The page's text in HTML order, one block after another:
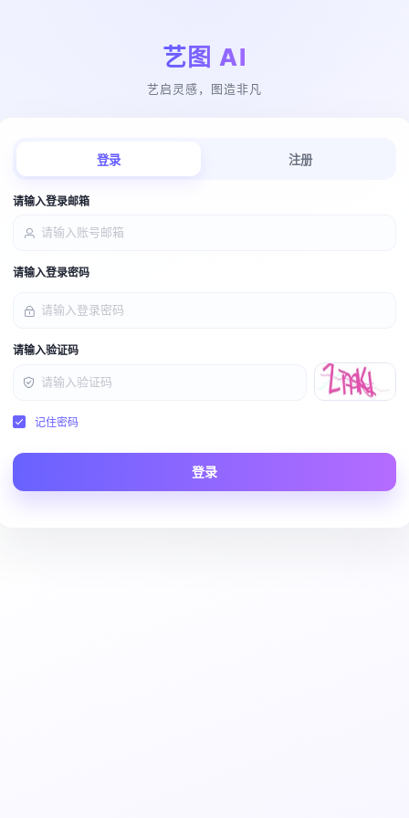
艺图 AI
艺启灵感，图造非凡
登录 注册
请输入登录邮箱
请输入登录密码
请输入验证码
记住密码
登录